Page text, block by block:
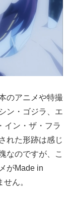
のアニメや特撮
ン・ゴジラ、エ
イン・ザ・フラ
れた形跡は感じ
なのですが、こ
がMade in
ん。